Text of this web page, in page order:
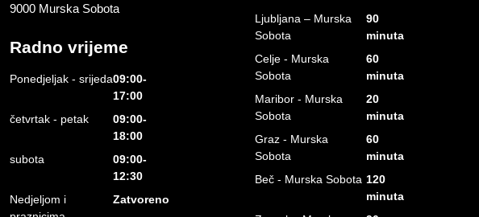
9000 Murska Sobota
Radno vrijeme
Ponedjeljak - srijeda09:00-
17:00
četvrtak - petak
09:00-
18:00
subota
09:00-
12:30
Nedjeljom i
Zatvoreno
Ljubljana – Murska
Sobota
90
minuta
Celje - Murska
Sobota
60
minuta
Maribor - Murska
Sobota
20
minuta
Graz - Murska
Sobota
60
minuta
Beč - Murska Sobota 120
minuta